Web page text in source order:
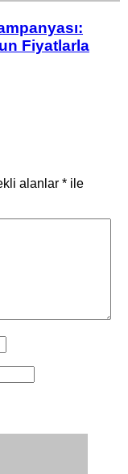
Fiyatlarla
alanlar * ile